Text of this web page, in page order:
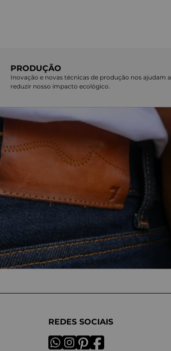
PRODUÇÃO
Inovação e novas técnicas de produção nos ajudam a
reduzir nosso impacto ecológico.
REDES SOCIAIS